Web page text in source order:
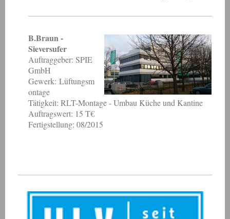
B.Braun -
Sieversufer
Auftraggeber: SPIE
GmbH
Gewerk: Lüftungsm
ontage
Tätigkeit: RLT-Montage - Umbau Küche und Kantine
Auftragswert: 15 T€
Fertigstellung: 08/2015